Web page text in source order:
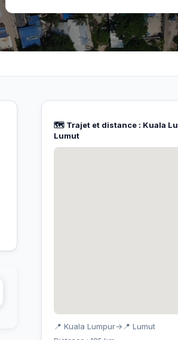
🗺️ Trajet et distance : Kuala
Lumut
📍 Kuala Lumpur→ 📍 Lumut